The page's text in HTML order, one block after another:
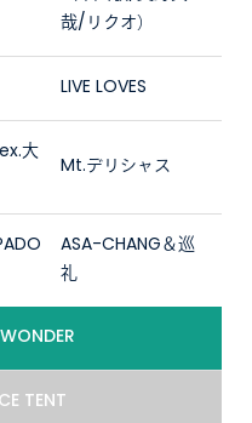
哉/リクオ）
LIVE LOVES
大
Mt.デリシャス
ASA-CHANG＆巡
礼
TENT